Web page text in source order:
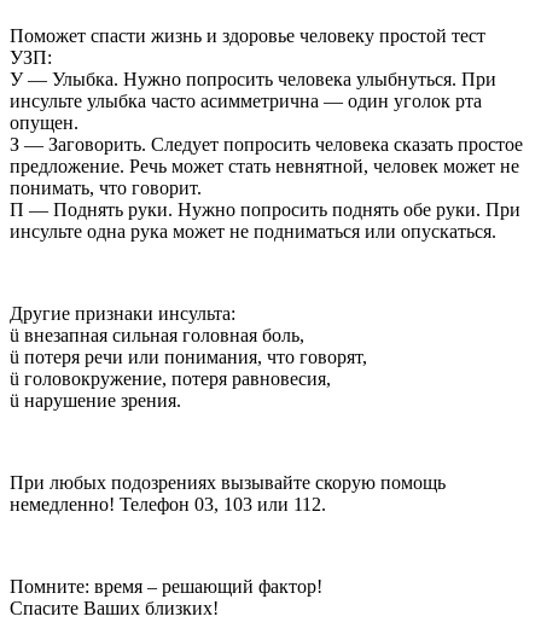
Поможет спасти жизнь и здоровье человеку простой тест
УЗП:
У — Улыбка. Нужно попросить человека улыбнуться. При
инсульте улыбка часто асимметрична — один уголок рта
опущен.
З — Заговорить. Следует попросить человека сказать простое
предложение. Речь может стать невнятной, человек может не
понимать, что говорит.
П — Поднять руки. Нужно попросить поднять обе руки. При
инсульте одна рука может не подниматься или опускаться.
Другие признаки инсульта:
ü внезапная сильная головная боль,
ü потеря речи или понимания, что говорят,
ü головокружение, потеря равновесия,
ü нарушение зрения.
При любых подозрениях вызывайте скорую помощь
немедленно! Телефон 03, 103 или 112.
Помните: время – решающий фактор!
Спасите Ваших близких!